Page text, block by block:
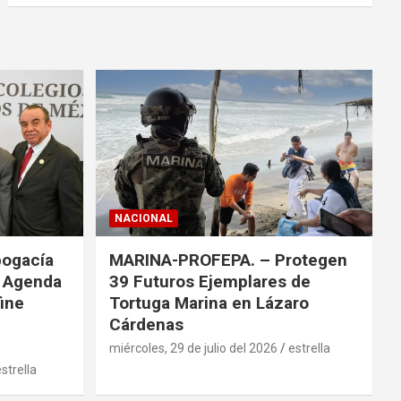
NACIONAL
MARINA-PROFEPA. – Protegen
39 Futuros Ejemplares de
Tortuga Marina en Lázaro
Cárdenas
miércoles, 29 de julio del 2026 estrella